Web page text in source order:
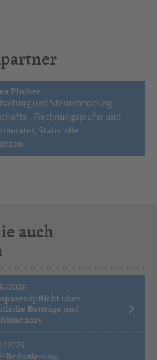
Pircher
und Steuerberatung
, Rechnungsprüfer und
Stabstelle
auch
2026
über
Beiträge und
2025
2025
Reduzierung: